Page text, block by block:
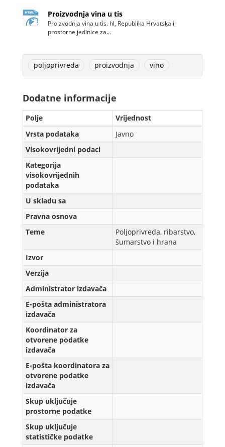
Proizvodnja vina u tis
Proizvodnja vina u tis. hl, Republika Hrvatska i
prostorne jedinice za...
poljoprivreda proizvodnja vino
Dodatne informacije
Polje
Vrijednost
Vrsta podataka
Javno
Visokovrijedni podaci
Kategorija
visokovrijednih
podataka
U skladu sa
Pravna osnova
Teme
Poljoprivreda, ribarstvo,
šumarstvo i hrana
Izvor
Verzijа
Administrator izdavača
E-pošta administratora
izdavača
Koordinator za
otvorene podatke
izdavača
E-pošta koordinatora za
otvorene podatke
izdavača
Skup uključuje
prostorne podatke
Skup uključuje
statističke podatke